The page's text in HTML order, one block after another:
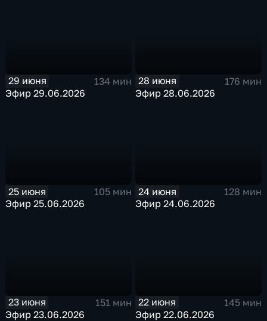
29 июня
134 мин
Эфир 29.06.2026
28 июня
176 мин
Эфир 28.06.2026
25 июня
105 мин
Эфир 25.06.2026
24 июня
128 мин
Эфир 24.06.2026
23 июня
151 мин
Эфир 23.06.2026
22 июня
145 мин
Эфир 22.06.2026